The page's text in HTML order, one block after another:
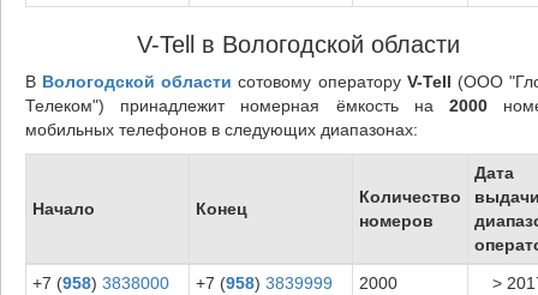
V-Tell в Вологодской области
В Вологодской области сотовому оператору V-Tell (ООО
Телеком") принадлежит номерная ёмкость на2000
мобильных телефонов в следующих диапазонах:
Начало Конец
Количество
номеров
Дата
+7 (958) 3838000 +7 (958) 3839999 2000 >